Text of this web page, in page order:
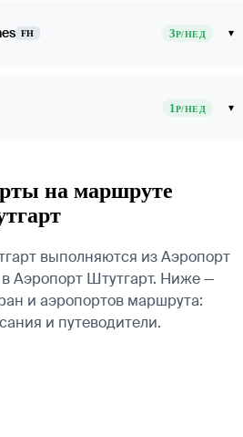
FH 3Р/НЕД ▾
1Р/НЕД ▾
на маршруте
выполняются из Аэропорт
Аэропорт Штутгарт. Ниже —
и аэропортов маршрута:
и путеводители.